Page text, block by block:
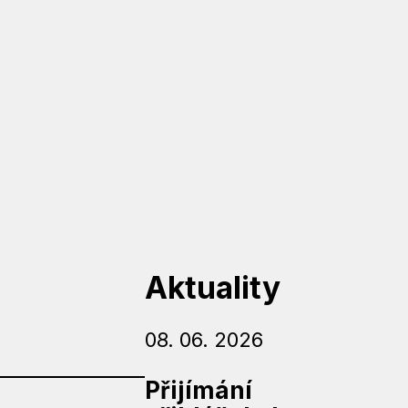
Aktuality
08. 06. 2026
Přijímání